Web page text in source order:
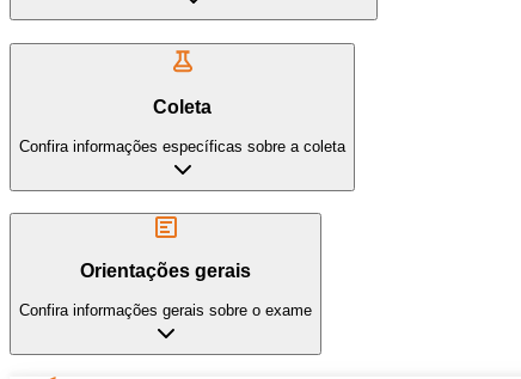
Coleta
Confira informações específicas sobre a coleta
Orientações gerais
Confira informações gerais sobre o exame